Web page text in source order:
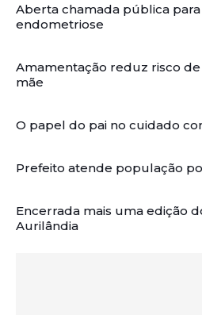
Aberta chamada pública
endometriose
Amamentação reduz risco
mãe
O papel do pai no cuidado
Prefeito atende população
Encerrada mais uma edição
Aurilândia